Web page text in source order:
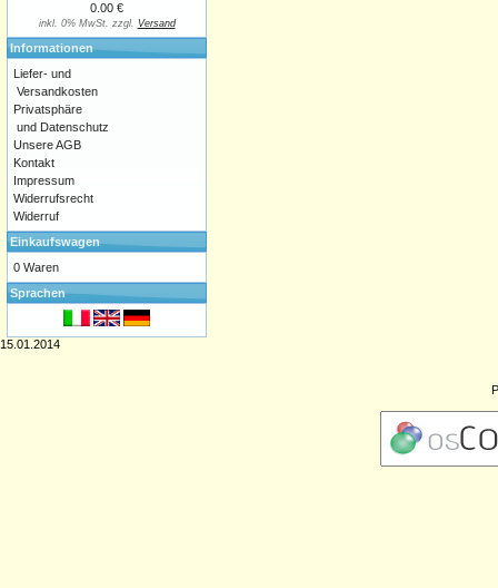
0.00 €
inkl. 0% MwSt. zzgl. Versand
Informationen
Liefer- und
Versandkosten
Privatsphäre
und Datenschutz
Unsere AGB
Kontakt
Impressum
Widerrufsrecht
Widerruf
Einkaufswagen
0 Waren
Sprachen
15.01.2014